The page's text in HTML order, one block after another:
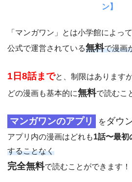
ン】
「マンガワン」とは小学館によって
公式で運営されている無料で漫画
1日8話までと、制限はあります
どの漫画も基本的に無料で読むこ
マンガワンのアプリ をダウ
アプリ内の漫画はどれも1話〜最初
することなく
完全無料で読むことができます！